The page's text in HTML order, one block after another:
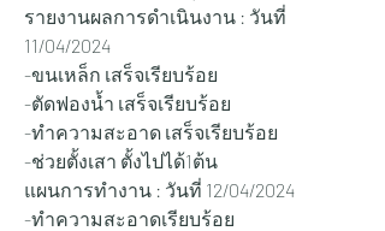
รายงานผลการดำเนินงาน : วันที่
11/04/2024
-ขนเหล็ก เสร็จเรียบร้อย
-ตัดฟองน้ำ เสร็จเรียบร้อย
-ทำความสะอาด เสร็จเรียบร้อย
-ช่วยตั้งเสา ตั้งไปได้1ต้น
แผนการทำงาน : วันที่ 12/04/2024
-ทำความสะอาดเรียบร้อย